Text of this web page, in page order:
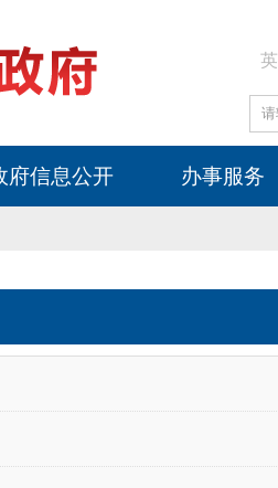
英
府信息公开 办事服务